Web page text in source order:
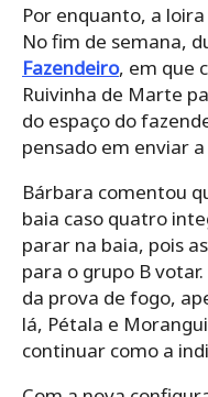
Por enquanto, a
No fim de semana,
Fazendeiro, em que
Ruivinha de Marte
do espaço do
pensado em enviar
Bárbara comentou
baia caso quatro
parar na baia, pois
para o grupo B
da prova de fogo,
lá, Pétala e
continuar como a